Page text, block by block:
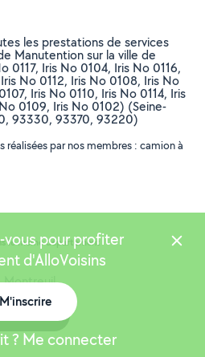
les prestations de services
Manutention sur la ville de
0117, Iris No 0104, Iris No 0116,
No 0112, Iris No 0108, Iris No
Iris No 0110, Iris No 0114, Iris
0109, Iris No 0102) (Seine-
93330, 93370, 93220)
réalisées par nos membres : camion à
le même département
Montreuil
Saint-Denis
pour profiter
d'AlloVoisins
M'inscrire
? Me connecter